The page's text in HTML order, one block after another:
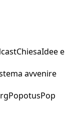
ChiesaIdee e
avvenire
PopotusPop